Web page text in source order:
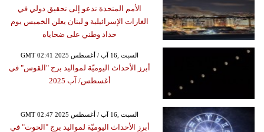
الأمم المتحدة تدعو إلى تحقيق دولي في
الغارات الإسرائيلية و لبنان يعلن الخميس يوم
حداد وطني على ضحاياه
GMT 02:41 2025 السبت ,16 آب / أغسطس
أبرز الأحداث اليوميّة لمواليد برج "القوس" في
أغسطس/ آب 2025
GMT 02:47 2025 السبت ,16 آب / أغسطس
أبرز الأحداث اليوميّة لمواليد برج "الحوت" في